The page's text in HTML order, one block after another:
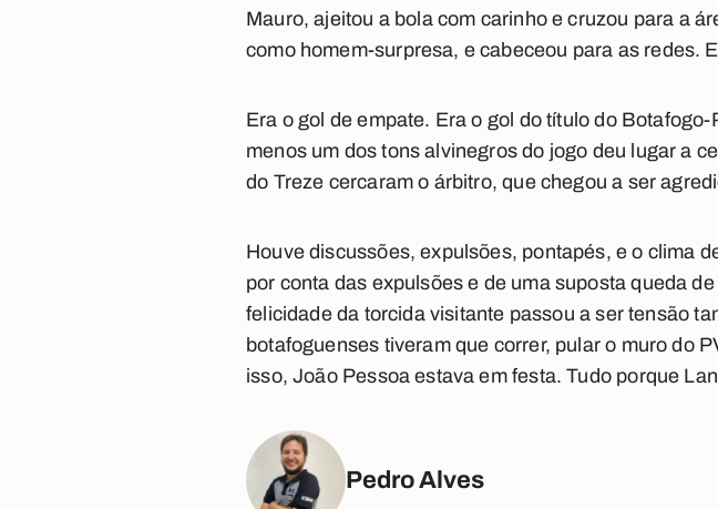
Mauro, ajeitou a bola com carinho e cruzou para a
como homem-surpresa, e cabeceou para as redes.
Era o gol de empate. Era o gol do título do
menos um dos tons alvinegros do jogo deu lugar a
do Treze cercaram o árbitro, que chegou a ser
Houve discussões, expulsões, pontapés, e o clima
por conta das expulsões e de uma suposta queda
felicidade da torcida visitante passou a ser tensão
botafoguenses tiveram que correr, pular o muro do
isso, João Pessoa estava em festa. Tudo porque
Pedro Alves